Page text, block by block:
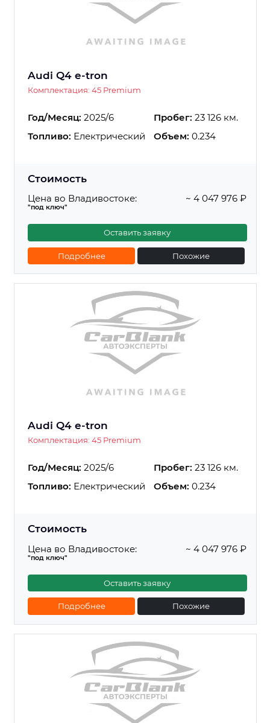
Audi Q4 e-tron
Комплектация: 45 Premium
Год/Месяц: 2025/6 Пробег: 23 126 км.
Топливо: Електрический Объем: 0.234
Стоимость
Цена во Владивостоке:
"под ключ"
~ 4 047 976 ₽
Оставить заявку
Подробнее Похожие
Audi Q4 e-tron
Комплектация: 45 Premium
Год/Месяц: 2025/6 Пробег: 23 126 км.
Топливо: Електрический Объем: 0.234
Стоимость
Цена во Владивостоке:
"под ключ"
~ 4 047 976 ₽
Оставить заявку
Подробнее Похожие